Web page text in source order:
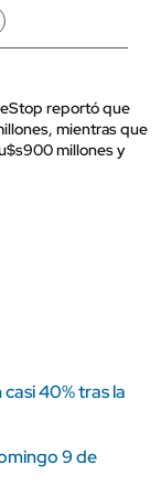
reportó que
mientras que
millones y
40% tras la
9 de